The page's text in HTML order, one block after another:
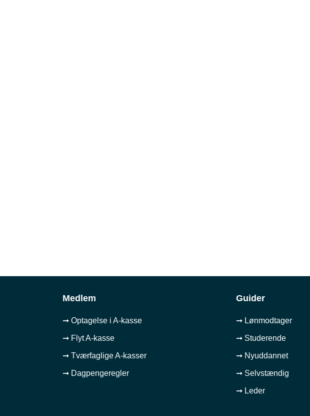
Medlem
➞ Optagelse i A-kasse
➞ Flyt A-kasse
➞ Tværfaglige A-kasser
➞ Dagpengeregler
Guider
➞ Lønmodtager
➞ Studerende
➞ Nyuddannet
➞ Selvstændig
➞ Leder